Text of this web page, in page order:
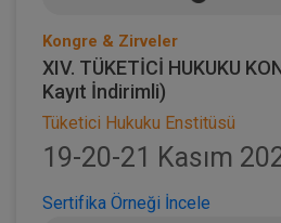
Kongre & Zirveler
XIV. TÜKETİCİ HUKUKU
Kayıt İndirimli)
Tüketici Hukuku Enstitüsü
19-20-21 Kasım
Sertifika Örneği İncele